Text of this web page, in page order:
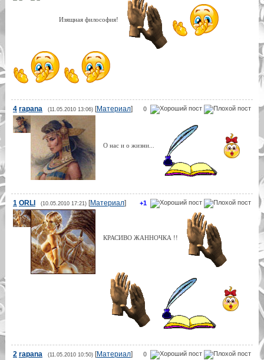
Изящная философия!
0
4 rapana (11.05.2010 13:06)[Материал]
О нас и о жизни...
+1
1 ORLI (10.05.2010 17:21)[Материал]
КРАСИВО ЖАННОЧКА !!
0
2 rapana (11.05.2010 10:50)[Материал]